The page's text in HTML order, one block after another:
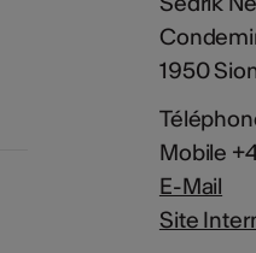
1950
Mobile
E-Mail
Site